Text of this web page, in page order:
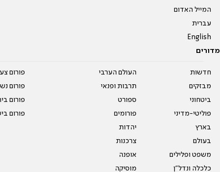
המייל האדום
עברית
English
מדורים
חדשות
מבזקים
ביטחוני
פוליטי-מדיני
בארץ
בעולם
משפט ופלילים
כלכלה ונדל"ן
העולם הערבי
תרבות ופנאי
ספורט
פורומים
יהדות
צרכנות
אופנה
מוסיקה
פורום
פורום
פורום
פורום